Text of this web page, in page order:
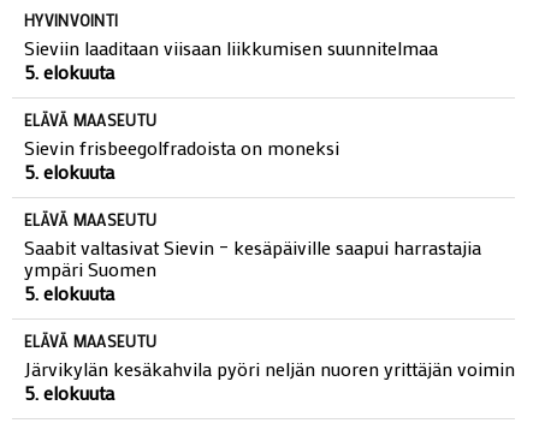
HYVINVOINTI
Sieviin laaditaan viisaan liikkumisen suunnitelmaa
5. elokuuta
ELÄVÄ MAASEUTU
Sievin frisbeegolfradoista on moneksi
5. elokuuta
ELÄVÄ MAASEUTU
Saabit valtasivat Sievin – kesäpäiville saapui harrastajia
ympäri Suomen
5. elokuuta
ELÄVÄ MAASEUTU
Järvikylän kesäkahvila pyöri neljän nuoren yrittäjän voimin
5. elokuuta